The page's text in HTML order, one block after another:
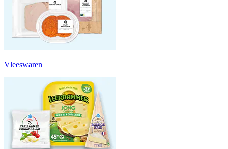
Vleeswaren